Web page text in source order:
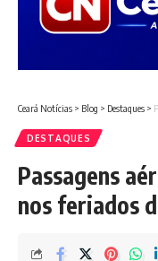
Ceará Notícias > Blog > Destaques >
DESTAQUES
Passagens
nos feriados